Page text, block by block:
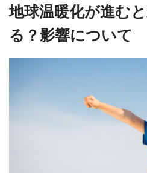
地球温暖化が進む
る？影響について